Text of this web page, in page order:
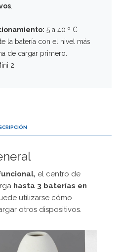
5 a 40 º C
la batería con el nivel más
de cargar primero.
2
el centro de
hasta 3 baterías en
utilizarse cómo
otros dispositivos.